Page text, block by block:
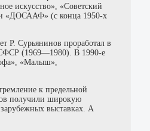
искусство», «Советский
и «ДОСААФ» (с конца 1950-х
Р. Сурьянинов проработал в
(1969—1980). В 1990-е
«Малыш»,
к предельной
получили широкую
зарубежных выставках. А